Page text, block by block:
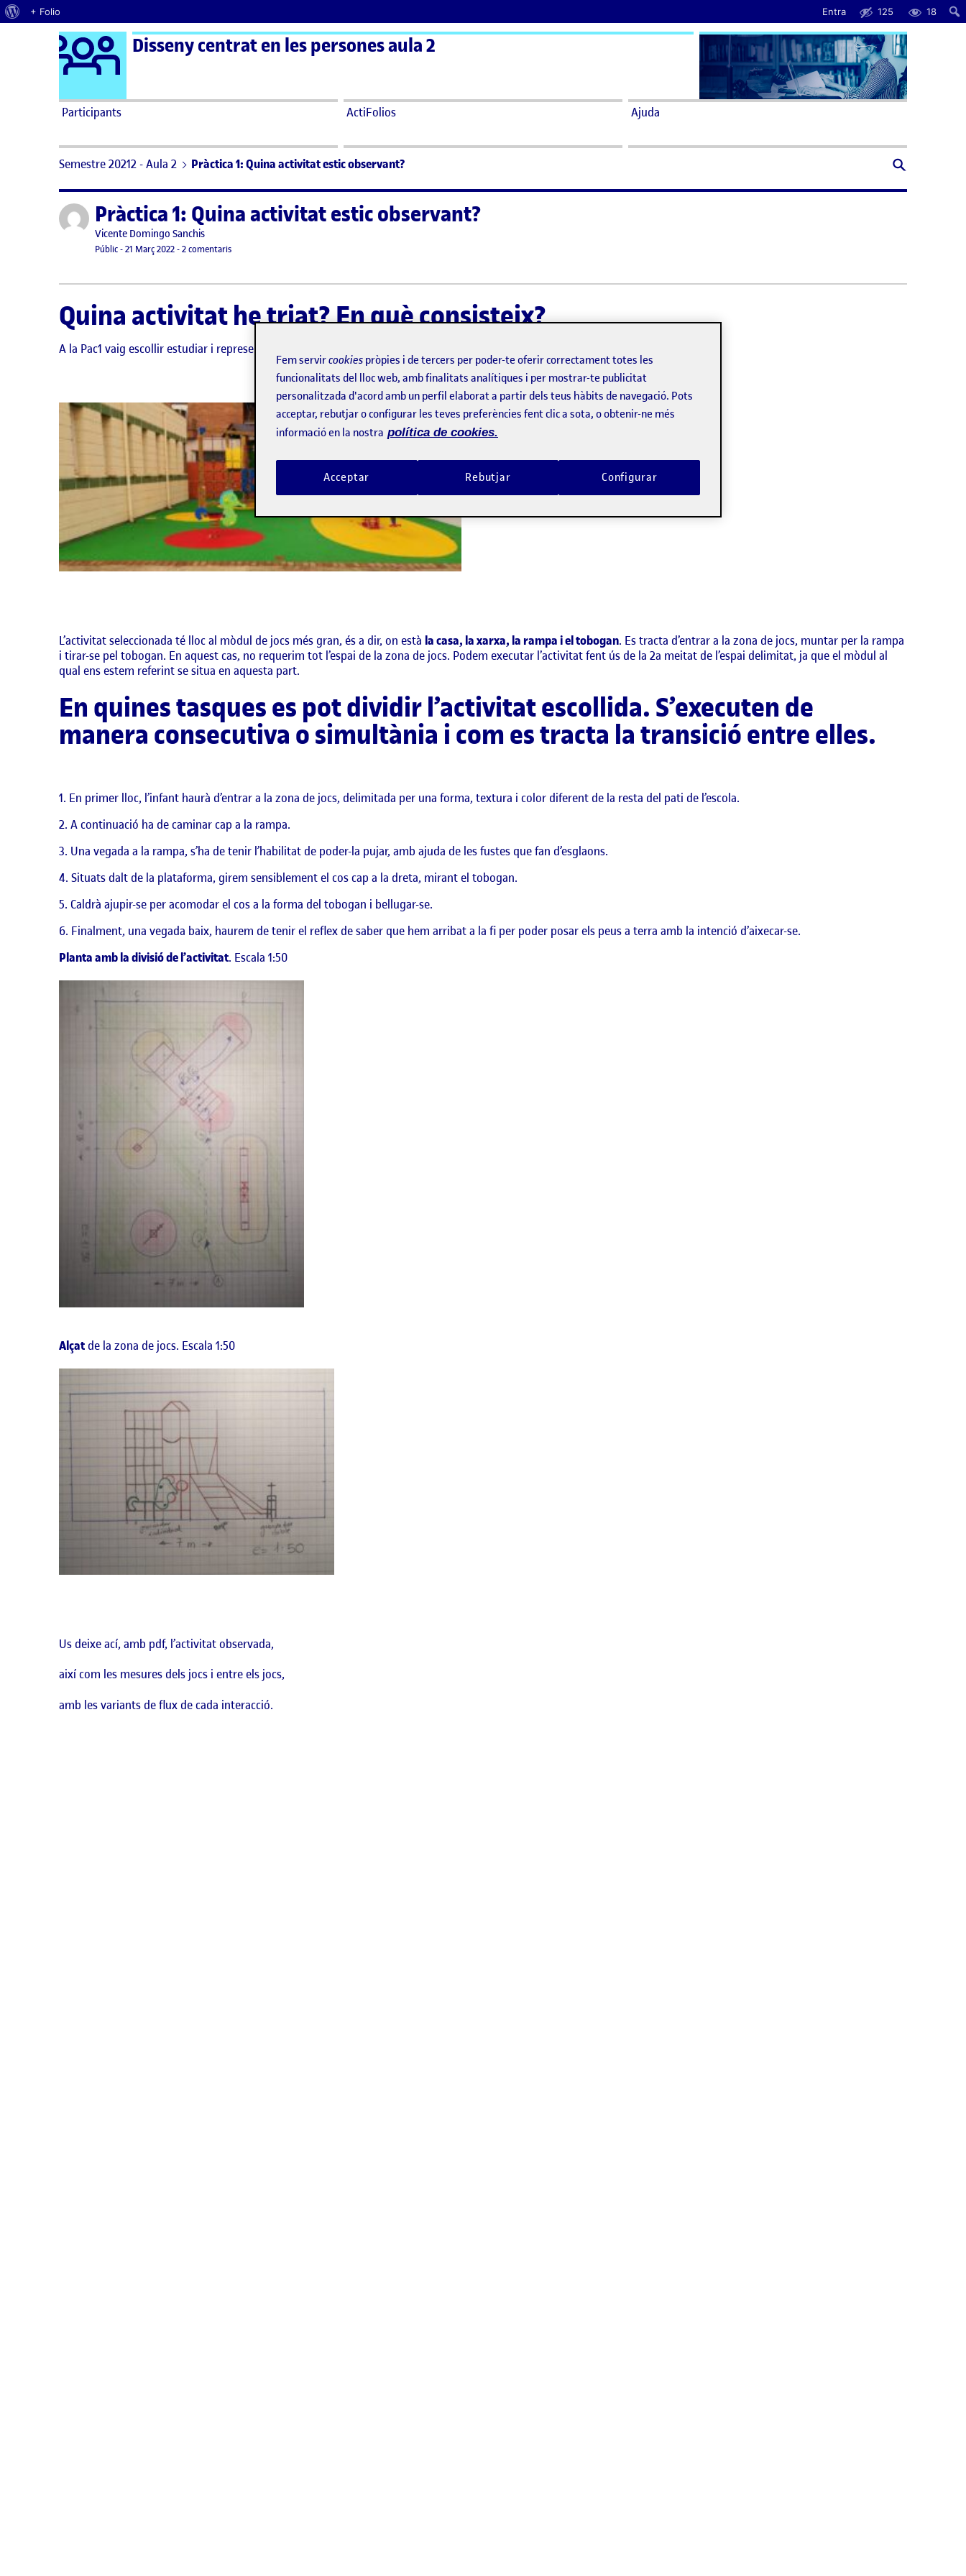
Quant al WordPress
+ Folio Entra 125 18
Saltar al contingut Logo Ágora
Disseny centrat en les persones aula 2
Participants ActiFolios Ajuda
Semestre 20212 - Aula 2 Pràctica 1: Quina activitat estic observant?
Publicat perPràctica 1: Quina activitat estic observant?
Publicat per
Vicente Domingo Sanchis
Visibilitat:
Públic-Data de publicació
21 Març 202213 abril, 2022 6:22 pm
-2 comentarisa Pràctica 1: Quina activitat estic observant?
Quina activitat he triat? En què consisteix?
A la Pac1 vaig escollir estudiar i representar la
L’activitat seleccionada té lloc al mòdul de jocs més gran, és a dir, on està la casa, la xarxa, la rampa i el tobogan. Es tracta d’entrar a la zona de jocs, muntar per la rampa
i tirar-se pel tobogan. En aquest cas, no requerim tot l’espai de la zona de jocs. Podem executar l’activitat fent ús de la 2a meitat de l’espai delimitat, ja que el mòdul al
qual ens estem referint se situa en aquesta part.
En quines tasques es pot dividir l’activitat escollida. S’executen de
manera consecutiva o simultània i com es tracta la transició entre elles.
En primer lloc, l’infant haurà d’entrar a la zona de jocs, delimitada per una forma, textura i color diferent de la resta del pati de l’escola.
A continuació ha de caminar cap a la rampa.
Una vegada a la rampa, s’ha de tenir l’habilitat de poder-la pujar, amb ajuda de les fustes que fan d’esglaons.
Situats dalt de la plataforma, girem sensiblement el cos cap a la dreta, mirant el tobogan.
Caldrà ajupir-se per acomodar el cos a la forma del tobogan i bellugar-se.
Finalment, una vegada baix, haurem de tenir el reflex de saber que hem arribat a la fi per poder posar els peus a terra amb la intenció d’aixecar-se.
Planta amb la divisió de l’activitat. Escala 1:50
Alçat de la zona de jocs. Escala 1:50
Us deixe ací, amb pdf, l’activitat observada,
així com les mesures dels jocs i entre els jocs,
amb les variants de flux de cada interacció.
Fem servircookies pròpies i de tercers per poder-te oferir correctament totes les
funcionalitats del lloc web, amb finalitats analítiques i per mostrar-te publicitat
personalitzada d'acord amb un perfil elaborat a partir dels teus hàbits de navegació. Pots
acceptar, rebutjar o configurar les teves preferències fent clic a sota, o obtenir-ne més
informació en la nostra política de cookies.
Rebutjar
Acceptar Configurar